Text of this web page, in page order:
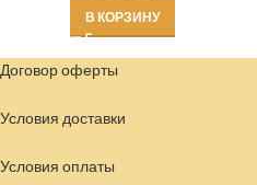
В КОРЗИНУ
Договор оферты
Условия доставки
Условия оплаты